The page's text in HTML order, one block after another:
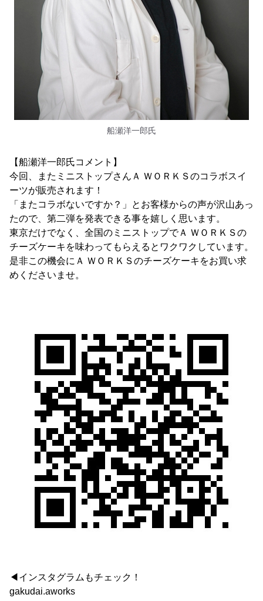
船瀬洋一郎氏
【船瀬洋一郎氏コメント】
今回、またミニストップさんＡ ＷＯＲＫＳのコラボスイ
ーツが販売されます！
「またコラボないですか？」とお客様からの声が沢山あっ
たので、第二弾を発表できる事を嬉しく思います。
東京だけでなく、全国のミニストップでＡ ＷＯＲＫＳの
チーズケーキを味わってもらえるとワクワクしています。
是非この機会にＡ ＷＯＲＫＳのチーズケーキをお買い求
めくださいませ。
◀インスタグラムもチェック！
gakudai.aworks